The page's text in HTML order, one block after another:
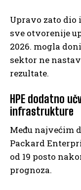
Upravo zato
sve otvorenije
2026. mogla
sektor ne
rezultate.
HPE dodatno
infrastrukture
Među najvećim
Packard
od 19 posto
prognoza.